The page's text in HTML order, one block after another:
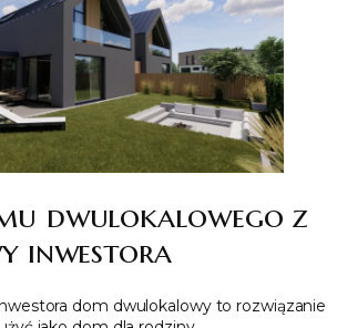
dwulokalowego z
inwestora
dom dwulokalowy to rozwiązanie